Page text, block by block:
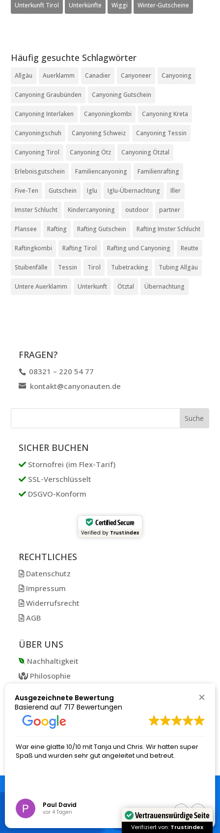
Unterkunft Tirol Unterkünfte Wiggi Winter-Gutscheine
Häufig gesuchte Schlagwörter
Allgäu Auerklamm Canadier Canyoneer Canyoning
Canyoning Graubünden Canyoning Gutschein
Canyoning Interlaken Canyoningkombi Canyoning Kreta
Canyoningschuh Canyoning Schweiz Canyoning Tessin
Canyoning Tirol Canyoning Ötz Canyoning Ötztal
Erlebnisgutschein Familiencanyoning Familienrafting
Five-Ten Gutschein Iglu Iglu-Übernachtung Iller
Imster Schlucht Kindercanyoning outdoor partner
Plansee Rafting Rafting Gutschein Rafting Imster Schlucht
Raftingkombi Rafting Tirol Rafting und Canyoning Reutte
Stuibenfälle Tessin Tirol Tubetracking Tubing Allgäu
Untere Auerklamm Unterkunft Ötztal Übernachtung
FRAGEN?
08321 – 220 54 77
kontakt@canyonauten.de
SICHER BUCHEN
Stornofrei (im Flex-Tarif)
SSL-Verschlüsselt
DSGVO-Konform
Certified Secure
Verified by Trustindex
RECHTLICHES
Datenschutz
Impressum
Widerrufsrecht
AGB
ÜBER UNS
Nachhaltigkeit
Philosophie
Social Media
Unser Team
Ausgezeichnete Bewertung
Basierend auf 717 Bewertungen
War eine glatte 10/10 mit Tanja und Chris. Wir hatten super
Spaß und wurden sehr gut angeleitet und betreut.
Paul David
vor 4 Tagen Vertrauenswürdige Seite
Verifiziert von: Trustindex